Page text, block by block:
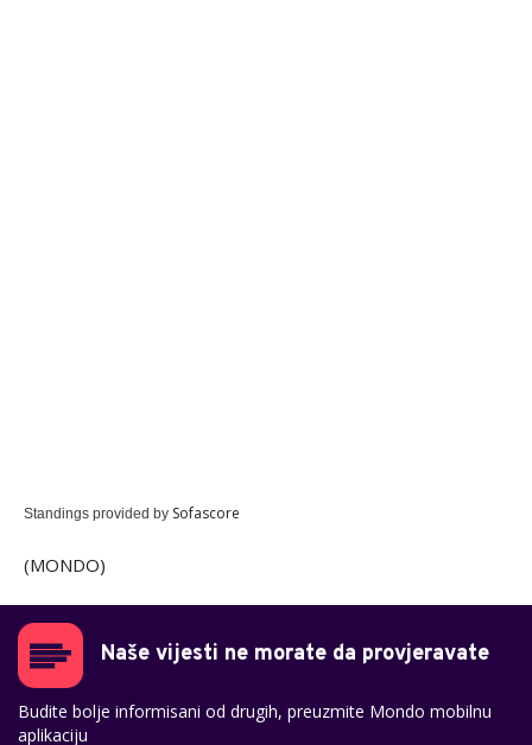
Standings provided by Sofascore
(MONDO)
Naše vijesti ne morate da provjeravate
Budite bolje informisani od drugih, preuzmite Mondo mobilnu
aplikaciju